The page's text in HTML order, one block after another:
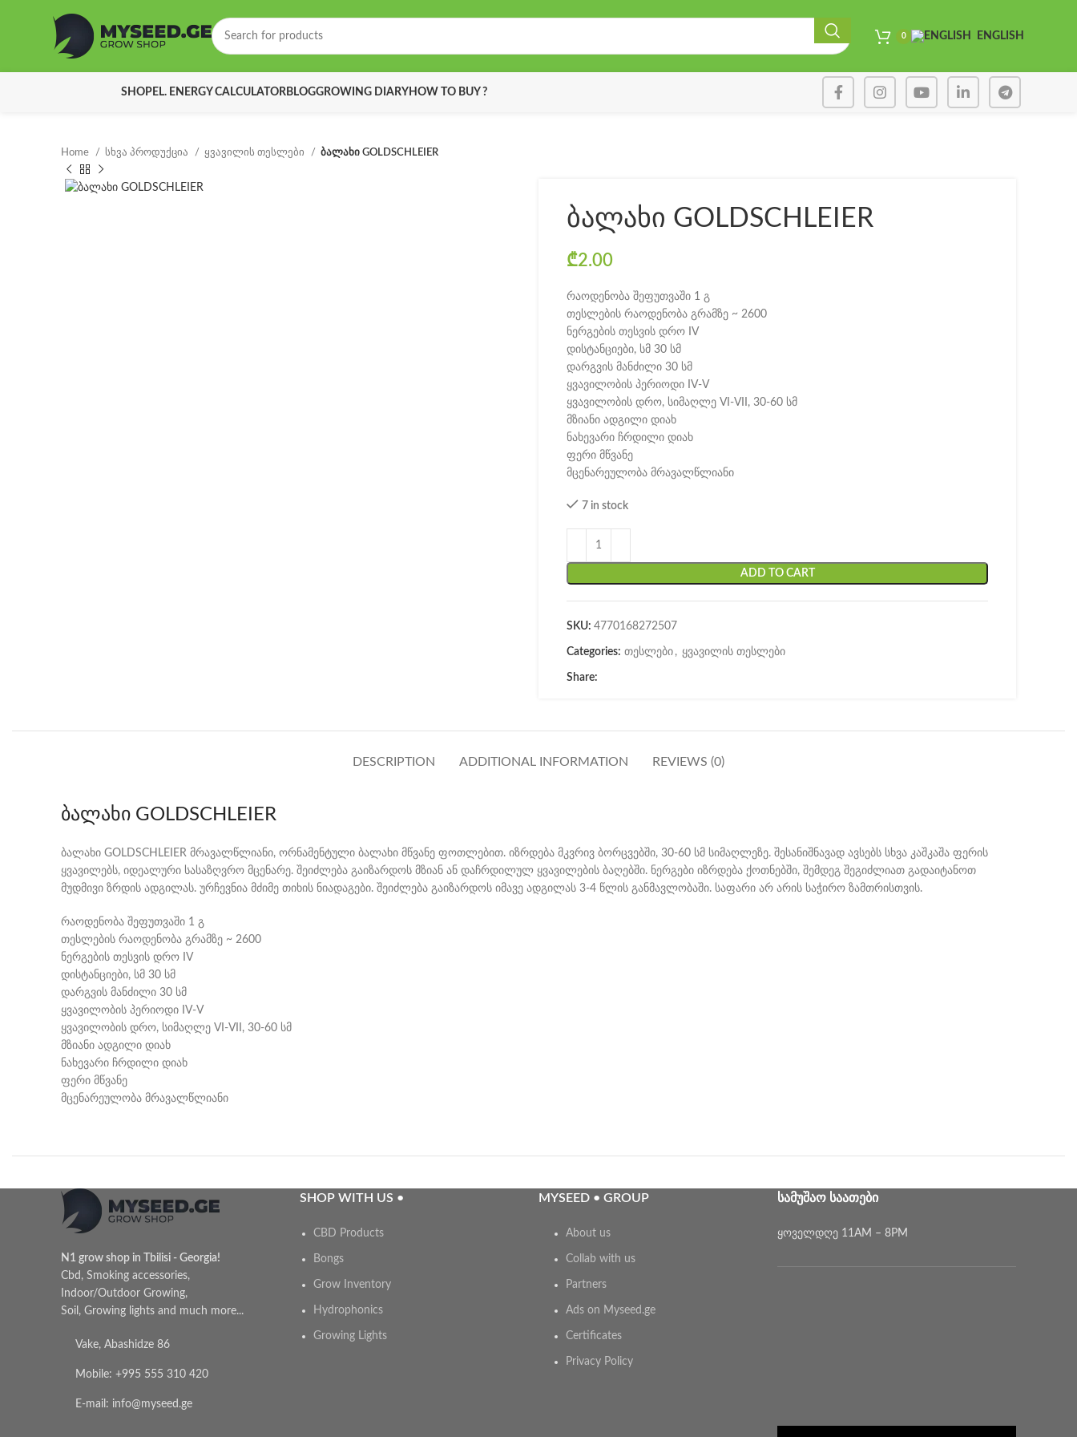
0 ENGLISH
SHOP EL. ENERGY CALCULATOR BLOGGROWING DIARY HOW TO BUY ?
Home სხვა პროდუქცია ყვავილის თესლები ბალახი GOLDSCHLEIER
ბალახი GOLDSCHLEIER
₾2.00
რაოდენობა შეფუთვაში 1 გ
თესლების რაოდენობა გრამზე ~ 2600
ნერგების თესვის დრო IV
დისტანციები, სმ 30 სმ
დარგვის მანძილი 30 სმ
ყვავილობის პერიოდი IV-V
ყვავილობის დრო, სიმაღლე VI-VII, 30-60 სმ
მზიანი ადგილი დიახ
ნახევარი ჩრდილი დიახ
ფერი მწვანე
მცენარეულობა მრავალწლიანი
7 in stock
ADD TO CART
SKU: 4770168272507
Categories: თესლები , ყვავილის თესლები
Share:
DESCRIPTION ADDITIONAL INFORMATION REVIEWS (0)
ბალახი GOLDSCHLEIER
ბალახი GOLDSCHLEIER მრავალწლიანი, ორნამენტული ბალახი მწვანე ფოთლებით. იზრდება მკვრივ ბორცვებში, 30-60 სმ სიმაღლეზე. შესანიშნავად ავსებს სხვა კაშკაშა ფერის
ყვავილებს, იდეალური სასაზღვრო მცენარე. შეიძლება გაიზარდოს მზიან ან დაჩრდილულ ყვავილების ბაღებში. ნერგები იზრდება ქოთნებში, შემდეგ შეგიძლიათ გადაიტანოთ
მუდმივი ზრდის ადგილას. ურჩევნია მძიმე თიხის ნიადაგები. შეიძლება გაიზარდოს იმავე ადგილას 3-4 წლის განმავლობაში. საფარი არ არის საჭირო ზამთრისთვის.
რაოდენობა შეფუთვაში 1 გ
თესლების რაოდენობა გრამზე ~ 2600
ნერგების თესვის დრო IV
დისტანციები, სმ 30 სმ
დარგვის მანძილი 30 სმ
ყვავილობის პერიოდი IV-V
ყვავილობის დრო, სიმაღლე VI-VII, 30-60 სმ
მზიანი ადგილი დიახ
ნახევარი ჩრდილი დიახ
ფერი მწვანე
მცენარეულობა მრავალწლიანი
N1 grow shop in Tbilisi - Georgia!
Cbd, Smoking accessories,
Indoor/Outdoor Growing,
Soil, Growing lights and much more...
Vake, Abashidze 86
Mobile: +995 555 310 420
E-mail: info@myseed.ge
SHOP WITH US •
CBD Products
Bongs
Grow Inventory
Hydrophonics
Growing Lights
MYSEED • GROUP
About us
Collab with us
Partners
Ads on Myseed.ge
Certificates
Privacy Policy
ᲡᲐᲛᲣᲨᲐᲝ ᲡᲐᲐᲗᲔᲑᲘ
ყოველდღე 11AM – 8PM